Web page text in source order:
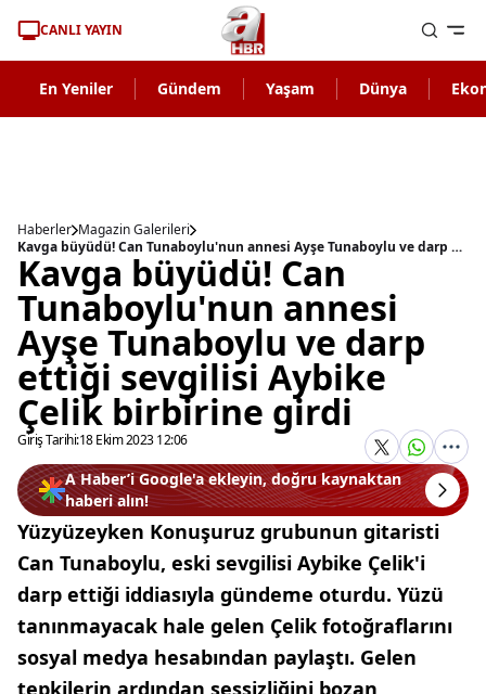
CANLI YAYIN
En Yeniler Gündem Yaşam Dünya
Haberler Magazin Galerileri
Kavga büyüdü! Can Tunaboylu'nun annesi Ayşe Tunaboylu ve darp ettiği sevgilisi Aybike Çelik birbirine girdi
Kavga büyüdü! Can
Tunaboylu'nun annesi
Ayşe Tunaboylu ve darp
ettiği sevgilisi Aybike
Çelik birbirine girdi
Giriş Tarihi:18 Ekim 2023 12:06
A Haber’i Google'a ekleyin, doğru kaynaktan
haberi alın!
Yüzyüzeyken Konuşuruz grubunun gitaristi
Can Tunaboylu, eski sevgilisi Aybike Çelik'i
darp ettiği iddiasıyla gündeme oturdu. Yüzü
tanınmayacak hale gelen Çelik fotoğraflarını
sosyal medya hesabından paylaştı. Gelen
tepkilerin ardından sessizliğini bozan